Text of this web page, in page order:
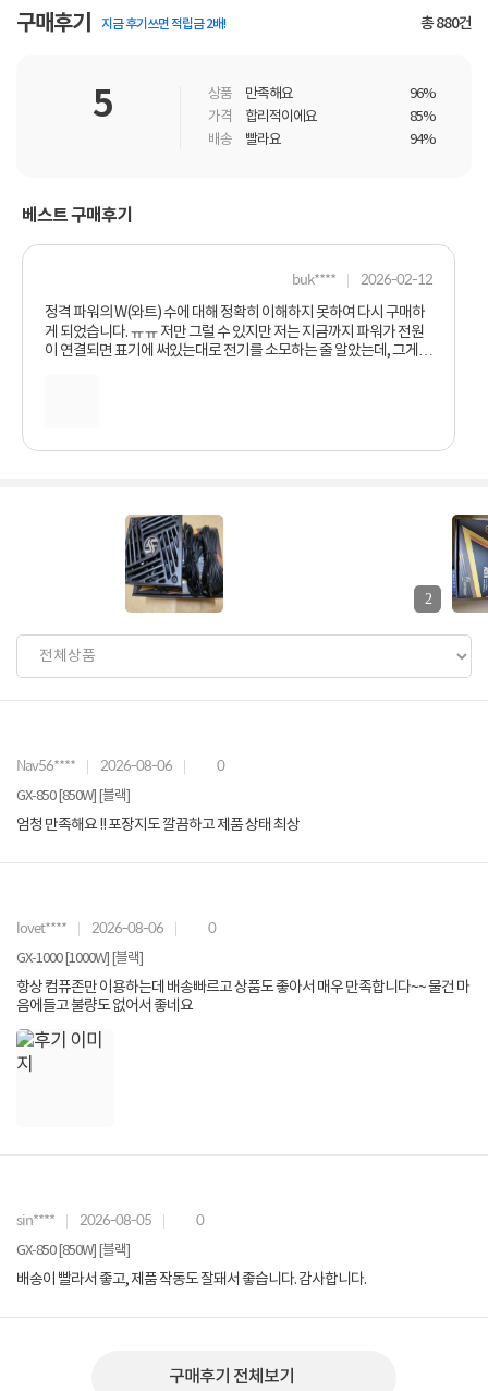
구매후기 지금 후기쓰면 적립금 2배! 총880건
5 상품 만족해요
96%
가격
합리적이에요
85%
배송
빨라요 94%
베스트 구매후기
buk**** 2026-02-12
정격 파워의 W(와트) 수에 대해 정확히 이해하지 못하여 다시 구매하
게 되었습니다. ㅠㅠ 저만 그럴 수 있지만 저는 지금까지 파워가 전원
이 연결되면 표기에 써있는대로 전기를 소모하는 줄 알았는데, 그게아
2
Nav56**** 2026-08-06 0
GX-850 [850W] [블랙]
엄청 만족해요 !! 포장지도 깔끔하고 제품 상태 최상
lovet**** 2026-08-06 0
GX-1000 [1000W] [블랙]
항상 컴퓨존만 이용하는데 배송빠르고 상품도 좋아서 매우 만족합니다~~ 물건 마
음에들고 불량도 없어서 좋네요
sin**** 2026-08-05 0
GX-850 [850W] [블랙]
배송이 빨라서 좋고, 제품 작동도 잘돼서 좋습니다. 감사합니다.
구매후기 전체보기